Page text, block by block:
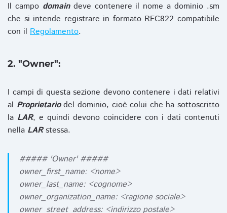
Il campo domaindeve contenere il nome a dominio .sm
che si intende registrare in formato RFC822 compatibile
con il Regolamento.
2. "Owner":
I campi di questa sezione devono contenere i dati relativi
al Proprietariodel dominio, cioè colui che ha sottoscritto
la LAR, e quindi devono coincidere con i dati contenuti
nella LARstessa.
##### 'Owner' #####
owner_first_name: <nome>
owner_last_name: <cognome>
owner_organization_name: <ragione sociale>
owner_street_address: <indirizzo postale>